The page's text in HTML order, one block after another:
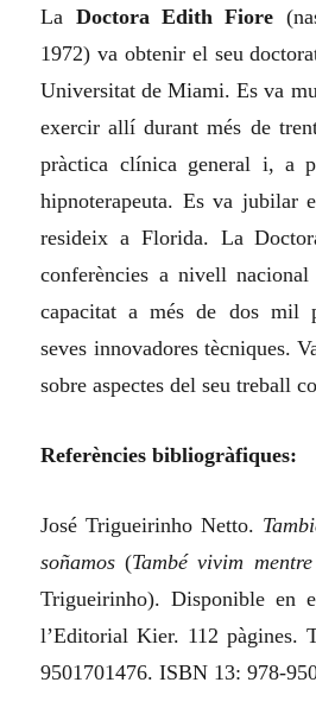
La Doctora Edith Fiore
1972) va obtenir el seu
Universitat de Miami. Es va
exercir allí durant més de
pràctica clínica general i, a
hipnoterapeuta. Es va jubilar
resideix a Florida. La
conferències a nivell
capacitat a més de dos mil
seves innovadores tècniques.
sobre aspectes del seu treball
Referències bibliogràfiques:
José Trigueirinho Netto.
soñamos (També vivim
Trigueirinho). Disponible en
l’Editorial Kier. 112 pàgines.
9501701476. ISBN 13: 978-